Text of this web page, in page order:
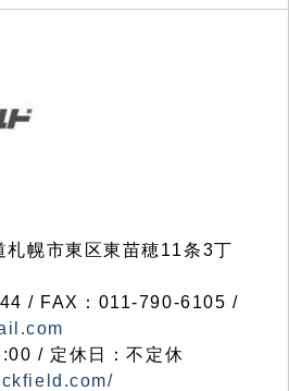
幌市東区東苗穂11条3丁
/ FAX：011-790-6105 /
/ 定休日：不定休